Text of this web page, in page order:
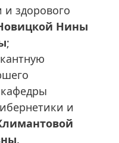
здорового
Нины
;
и
.